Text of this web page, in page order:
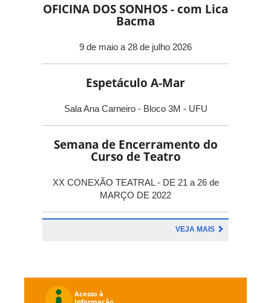
OFICINA DOS SONHOS - com Lica
Bacma
9 de maio a 28 de julho 2026
Espetáculo A-Mar
Sala Ana Carneiro - Bloco 3M - UFU
Semana de Encerramento do
Curso de Teatro
XX CONEXÃO TEATRAL - DE 21 a 26 de
MARÇO DE 2022
VEJA MAIS